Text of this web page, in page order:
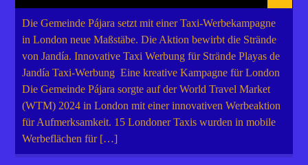
Die Gemeinde Pájara setzt mit einer Taxi-Werbekampagne
in London neue Maßstäbe. Die Aktion bewirbt die Strände
von Jandía. Innovative Taxi Werbung für Strände Playas de
Jandía Taxi-Werbung Eine kreative Kampagne für London
Die Gemeinde Pájara sorgte auf der World Travel Market
(WTM) 2024 in London mit einer innovativen Werbeaktion
für Aufmerksamkeit. 15 Londoner Taxis wurden in mobile
Werbeflächen für […]